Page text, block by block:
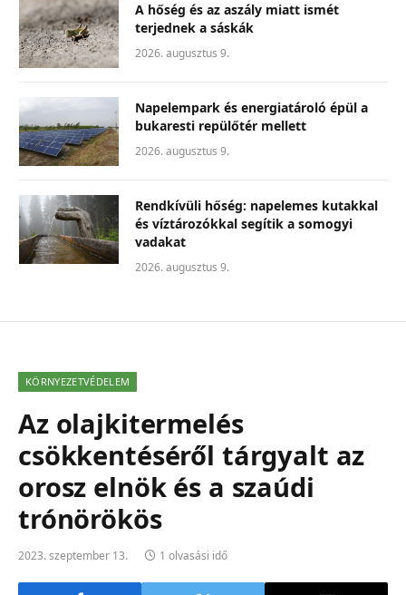
A hőség és az aszály miatt ismét
terjednek a sáskák
2026. augusztus 9.
Napelempark és energiatároló épül a
bukaresti repülőtér mellett
2026. augusztus 9.
Rendkívüli hőség: napelemes kutakkal
és víztározókkal segítik a somogyi
vadakat
2026. augusztus 9.
KÖRNYEZETVÉDELEM
Az olajkitermelés
csökkentéséről tárgyalt az
orosz elnök és a szaúdi
trónörökös
2023. szeptember 13. 1 olvasási idő